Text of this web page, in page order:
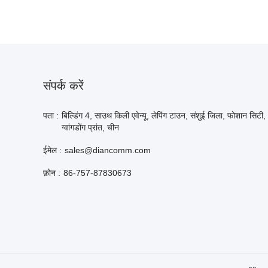
संपर्क करें
पता : बिल्डिंग 4, साउथ किली एवेन्यू, लेपिंग टाउन, संशुई जिला, फोशान सिटी,
ग्वांगडोंग प्रांत, चीन
ईमेल : sales@diancomm.com
फ़ोन : 86-757-87830673